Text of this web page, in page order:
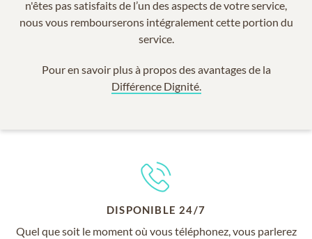
n'êtes pas satisfaits de l’un des aspects de votre service,
nous vous rembourserons intégralement cette portion du
service.
Pour en savoir plus à propos des avantages de la
Différence Dignité.
DISPONIBLE 24/7
Quel que soit le moment où vous téléphonez, vous parlerez